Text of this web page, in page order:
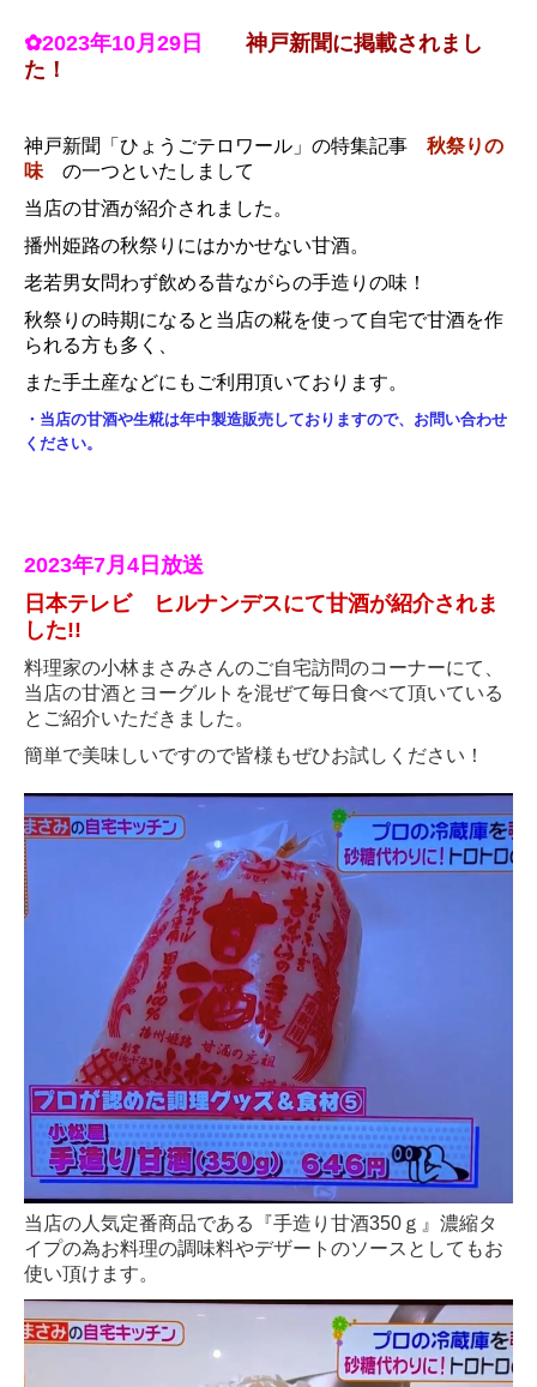
✿2023年10月29日 神戸新聞に掲載されまし
た！
神戸新聞「ひょうごテロワール」の特集記事 秋祭りの
味 の一つといたしまして
当店の甘酒が紹介されました。
播州姫路の秋祭りにはかかせない甘酒。
老若男女問わず飲める昔ながらの手造りの味！
秋祭りの時期になると当店の糀を使って自宅で甘酒を作
られる方も多く、
また手土産などにもご利用頂いております。
・当店の甘酒や生糀は年中製造販売しておりますので、お問い合わせ
ください。
2023年7月4日放送
日本テレビ ヒルナンデスにて甘酒が紹介されま
した!!
料理家の小林まさみさんのご自宅訪問のコーナーにて、
当店の甘酒とヨーグルトを混ぜて毎日食べて頂いている
とご紹介いただきました。
簡単で美味しいですので皆様もぜひお試しください！
当店の人気定番商品である『手造り甘酒350ｇ』濃縮タ
イプの為お料理の調味料やデザートのソースとしてもお
使い頂けます。